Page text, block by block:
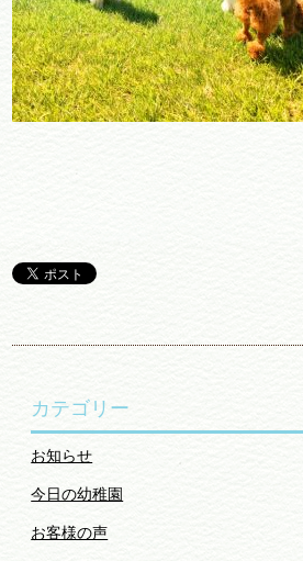
カテゴリー
お知らせ
今日の幼稚園
お客様の声